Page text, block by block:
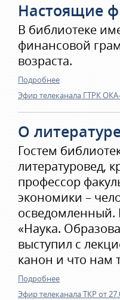
Настоящие
В библиотеке
финансовой
возраста.
Подробнее
Эфир телеканала ГТРК
О
Гостем
литературовед,
профессор
экономики –
осведомленный.
«Наука.
выступил с
канон и что нам
Подробнее
Эфир телеканала ТКР от